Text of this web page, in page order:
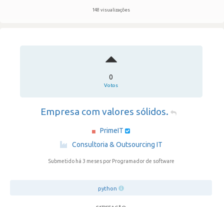
148 visualizações
0
Votos
Empresa com valores sólidos.
PrimeIT
·
Consultoria & Outsourcing IT
Submetido há 3 meses por Programador de software
python